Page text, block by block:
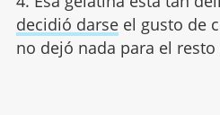
decidió darseel gusto de
no dejó nada para el resto